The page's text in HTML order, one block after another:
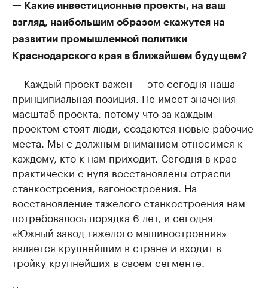
— Какие инвестиционные проекты, на ваш
взгляд, наибольшим образом скажутся на
развитии промышленной политики
Краснодарского края в ближайшем будущем?
— Каждый проект важен — это сегодня наша
принципиальная позиция. Не имеет значения
масштаб проекта, потому что за каждым
проектом стоят люди, создаются новые рабочие
места. Мы с должным вниманием относимся к
каждому, кто к нам приходит. Сегодня в крае
практически с нуля восстановлены отрасли
станкостроения, вагоностроения. На
восстановление тяжелого станкостроения нам
потребовалось порядка 6 лет, и сегодня
«Южный завод тяжелого машиностроения»
является крупнейшим в стране и входит в
тройку крупнейших в своем сегменте.